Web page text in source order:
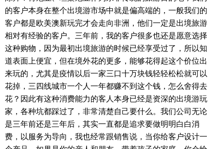
的客户本身在整个出境游市场中就是偏高端的，一般我们的
客户都是欧美澳新玩完才会走向非洲，他们一定是出境旅游
相对有经验的客户。三年前，我的客户很多也还是愿意选择
这种购物，因为最初出境旅游的时候已经享受过了，所以知
道表面上便宜，但在境外花的更多，能够花得起这个价位出
来玩的，尤其是疫情以后一家三口十万块钱轻轻松松就可以
花掉，三四线城市一个人一年都赚不到这个钱，怎么舍得去
花？因此有这种消费能力的客人本身已经是资深的出境游玩
家，各种坑都踩过了，非常清楚自己要什么。我们公司无论
是三年前还是三年后，其实一直都是追求要做明明白白消
费，以服务为导向，我也经常跟销售说，当你给客户设计一